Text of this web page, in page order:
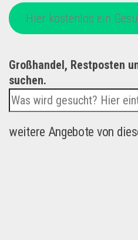
Hier kostenlos ein
Großhandel, Restposten
suchen.
weitere Angebote von